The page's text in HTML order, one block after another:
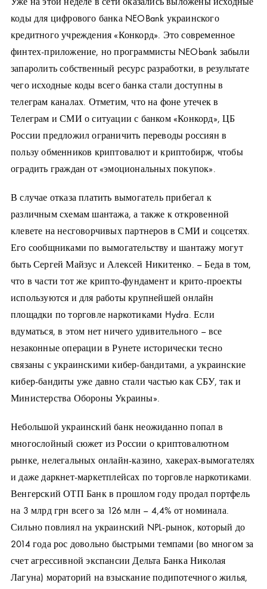
коды для цифрового банка NEOBank украинского
кредитного учреждения «Конкорд». Это современное
финтех-приложение, но программисты NEObank забыли
запаролить собственный ресурс разработки, в результате
чего исходные коды всего банка стали доступны в
телеграм каналах. Отметим, что на фоне утечек в
Телеграм и СМИ о ситуации с банком «Конкорд», ЦБ
России предложил ограничить переводы россиян в
пользу обменников криптовалют и криптобирж, чтобы
оградить граждан от «эмоциональных покупок».
В случае отказа платить вымогатель прибегал к
различным схемам шантажа, а также к откровенной
клевете на несговорчивых партнеров в СМИ и соцсетях.
Его сообщниками по вымогательству и шантажу могут
быть Сергей Майзус и Алексей Никитенко. – Беда в том,
что в части тот же крипто-фундамент и крито-проекты
используются и для работы крупнейшей онлайн
площадки по торговле наркотиками Hydra. Если
вдуматься, в этом нет ничего удивительного – все
незаконные операции в Рунете исторически тесно
связаны с украинскими кибер-бандитами, а украинские
кибер-бандиты уже давно стали частью как СБУ, так и
Министерства Обороны Украины».
Небольшой украинский банк неожиданно попал в
многослойный сюжет из России о криптовалютном
рынке, нелегальных онлайн-казино, хакерах-вымогателях
и даже даркнет-маркетплейсах по торговле наркотиками.
Венгерский ОТП Банк в прошлом году продал портфель
на 3 млрд грн всего за 126 млн – 4,4% от номинала.
Сильно повлиял на украинский NPL-рынок, который до
2014 года рос довольно быстрыми темпами (во многом за
счет агрессивной экспансии Дельта Банка Николая
Лагуна) мораторий на взыскание подипотечного жилья,